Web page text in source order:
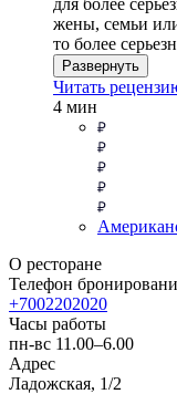
жены, семьи
то более
Развернуть
Читать
4 мин
О ресторане
Телефон
+7002202020
Часы работы
пн-вс 11.00–6.00
Адрес
Ладожская, 1/2